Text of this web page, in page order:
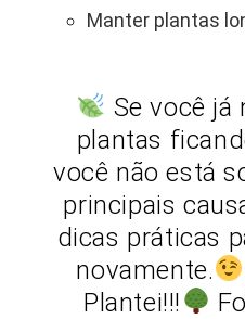
Manter plantas
Se você já
plantas
você não está
principais
dicas práticas
novamente.
Plantei!!!